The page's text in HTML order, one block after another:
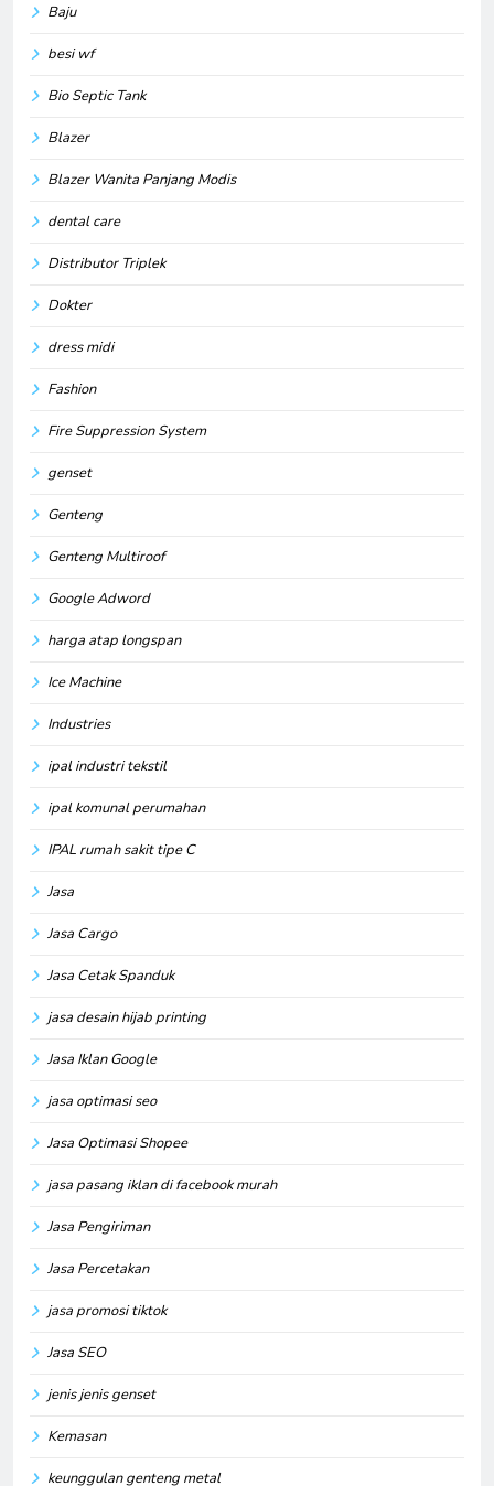
Baju
besi wf
Bio Septic Tank
Blazer
Blazer Wanita Panjang Modis
dental care
Distributor Triplek
Dokter
dress midi
Fashion
Fire Suppression System
genset
Genteng
Genteng Multiroof
Google Adword
harga atap longspan
Ice Machine
Industries
ipal industri tekstil
ipal komunal perumahan
IPAL rumah sakit tipe C
Jasa
Jasa Cargo
Jasa Cetak Spanduk
jasa desain hijab printing
Jasa Iklan Google
jasa optimasi seo
Jasa Optimasi Shopee
jasa pasang iklan di facebook murah
Jasa Pengiriman
Jasa Percetakan
jasa promosi tiktok
Jasa SEO
jenis jenis genset
Kemasan
keunggulan genteng metal